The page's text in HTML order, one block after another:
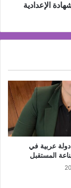
الإعدادية
عربية في
المستقبل